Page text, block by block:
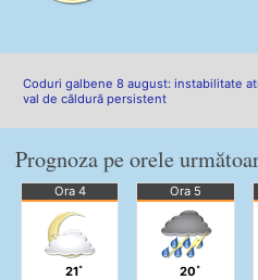
Coduri galbene 8 august: instabilitate
val de căldură persistent
Prognoza pe orele
Ora 4
21˚
Ora 5
20˚